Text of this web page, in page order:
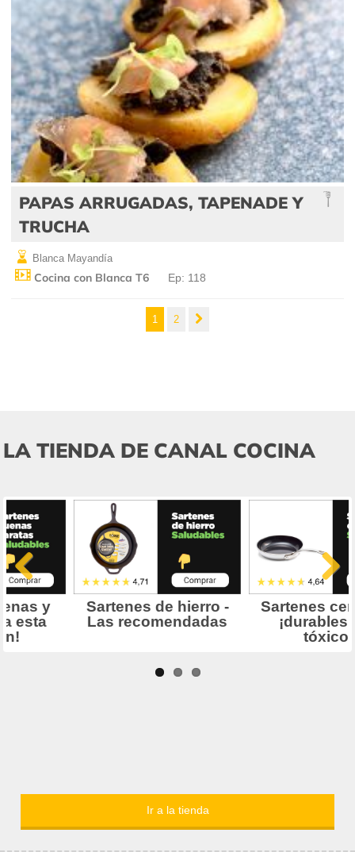
PAPAS ARRUGADAS, TAPENADE Y
TRUCHA
Blanca Mayandía
Cocina con Blanca T6 Ep: 118
1 2
LA TIENDA DE CANAL COCINA
Ir a la tienda